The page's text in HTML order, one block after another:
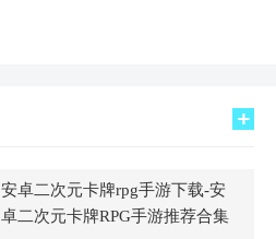
安卓二次元卡牌rpg手游下载-安
卓二次元卡牌RPG手游推荐合集